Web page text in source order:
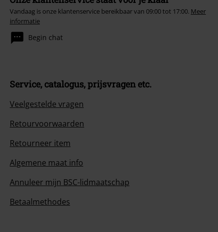
Vandaag is onze klantenservice bereikbaar van 09:00 tot 17:00. Meer
informatie
Begin chat
Service, catalogus, prijsvragen etc.
Veelgestelde vragen
Retourvoorwaarden
Retourneer item
Algemene maat info
Annuleer mijn BSC-lidmaatschap
Betaalmethodes